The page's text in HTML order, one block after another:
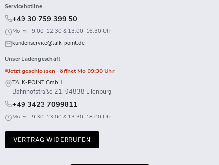
Servicehotline
+49 30 759 399 50
Mo–Fr · 9:00–12:30 & 13:00–16:30 Uhr
kundenservice@talk-point.de
Unser Ladengeschäft
Jetzt geschlossen · öffnet Mo 09:30 Uhr
TALK-POINT GmbH
Bahnhofstraße 21, 04838 Eilenburg
+49 3423 7099811
Mo–Fr · 9:30–13:00 & 13:30–18:00 Uhr
VERTRAG WIDERRUFEN